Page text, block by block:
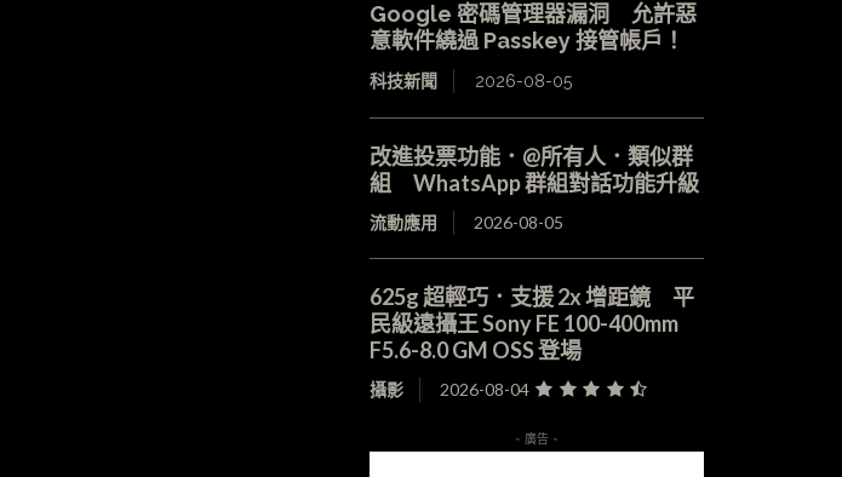
Google 密碼管理器漏洞 允許惡
意軟件繞過 Passkey 接管帳戶！
科技新聞 2026-08-05
改進投票功能．@所有人．類似群
組 WhatsApp 群組對話功能升級
流動應用 2026-08-05
625g 超輕巧．支援 2x 增距鏡 平
民級遠攝王 Sony FE 100-400mm
F5.6-8.0 GM OSS 登場
攝影 2026-08-04
- 廣告 -